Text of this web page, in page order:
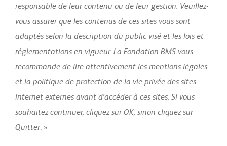
responsable de leur contenu ou de leur gestion. Veuillez-
vous assurer que les contenus de ces sites vous sont
adaptés selon la description du public visé et les lois et
réglementations en vigueur. La Fondation BMS vous
recommande de lire attentivement les mentions légales
et la politique de protection de la vie privée des sites
internet externes avant d’accéder à ces sites. Si vous
souhaitez continuer, cliquez sur OK, sinon cliquez sur
Quitter. »